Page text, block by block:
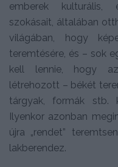
emberek kulturális,
szokásait, általában
világában, hogy
teremtésére, és – sok
kell lennie, hogy
létrehozott – békét
tárgyak, formák stb.
Ilyenkor azonban
újra „rendet”
lakberendez.